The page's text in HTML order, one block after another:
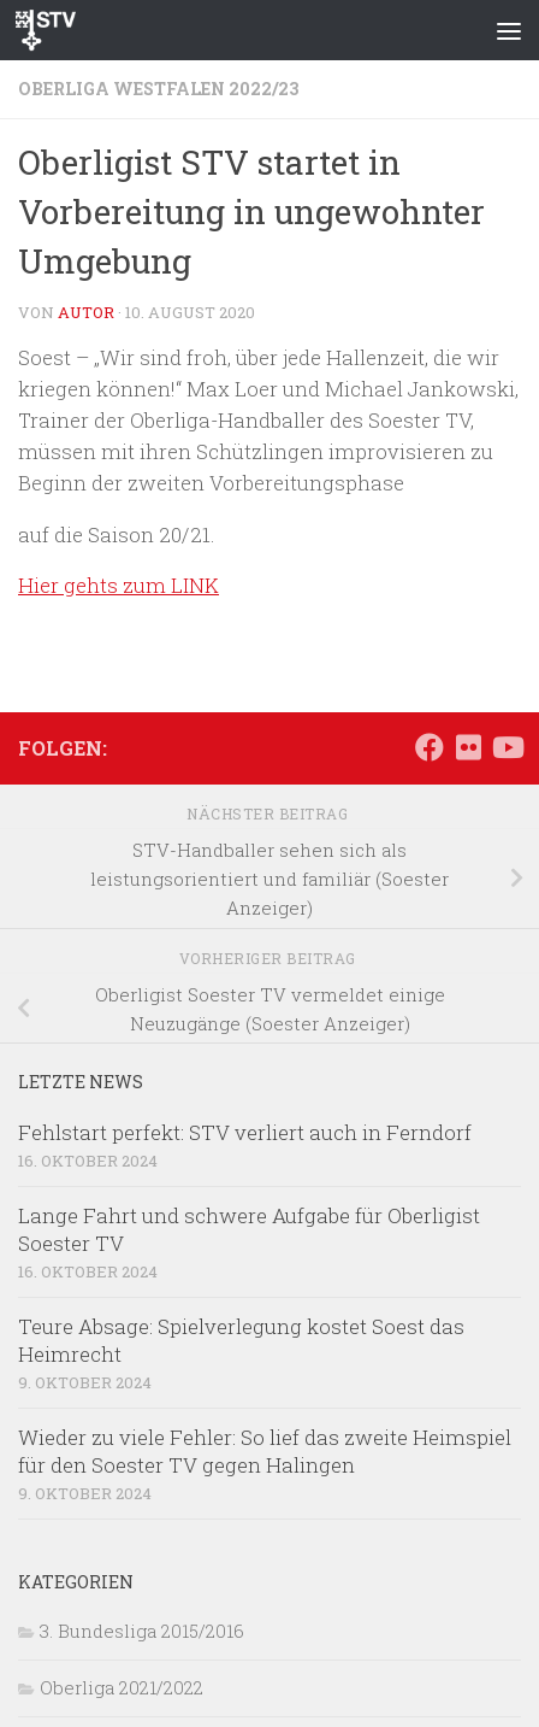
Zum Inhalt springen
OBERLIGA WESTFALEN 2022/23
Oberligist STV startet in
Vorbereitung in ungewohnter
Umgebung
VON AUTOR · 10. AUGUST 2020
Soest – „Wir sind froh, über jede Hallenzeit, die wir
kriegen können!“ Max Loer und Michael Jankowski,
Trainer der Oberliga-Handballer des Soester TV,
müssen mit ihren Schützlingen improvisieren zu
Beginn der zweiten Vorbereitungsphase
auf die Saison 20/21.
Hier gehts zum LINK
FOLGEN:
NÄCHSTER BEITRAG
STV-Handballer sehen sich als
leistungsorientiert und familiär (Soester
Anzeiger)
VORHERIGER BEITRAG
Oberligist Soester TV vermeldet einige
Neuzugänge (Soester Anzeiger)
LETZTE NEWS
Fehlstart perfekt: STV verliert auch in Ferndorf
16. OKTOBER 2024
Lange Fahrt und schwere Aufgabe für Oberligist
Soester TV
16. OKTOBER 2024
Teure Absage: Spielverlegung kostet Soest das
Heimrecht
9. OKTOBER 2024
Wieder zu viele Fehler: So lief das zweite Heimspiel
für den Soester TV gegen Halingen
9. OKTOBER 2024
KATEGORIEN
3. Bundesliga 2015/2016
Oberliga 2021/2022